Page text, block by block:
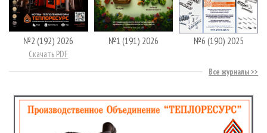
№2 (192) 2026
Скачать PDF
№1 (191) 2026 №6 (190) 2025
Все журналы